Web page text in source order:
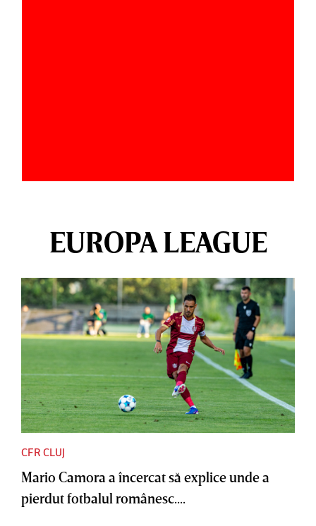
EUROPA LEAGUE
CFR CLUJ
Mario Camora a încercat să explice unde a
pierdut fotbalul românesc....